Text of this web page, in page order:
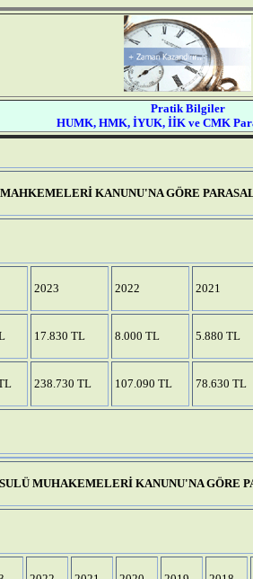
Pratik Bilgiler
HUMK, HMK, İYUK, İİK ve CMK
KANUNU'NA GÖRE
2023 2022 2021
17.830 TL 8.000 TL 5.880 TL
238.730 TL 107.090 TL 78.630 TL
MUHAKEMELERİ KANUNU'NA GÖRE